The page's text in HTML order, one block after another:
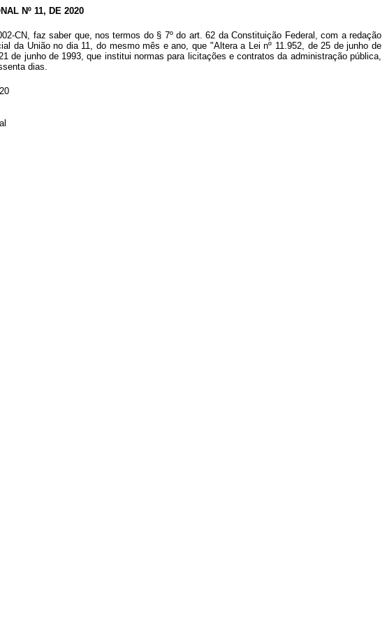
Nº 11, DE 2020
CN, faz saber que, nos termos do § 7º do art. 62 da Constituição Federal, com a redação
da União no dia 11, do mesmo mês e ano, que "Altera a Lei nº 11.952, de 25 de junho de
de junho de 1993, que institui normas para licitações e contratos da administração pública,
dias.